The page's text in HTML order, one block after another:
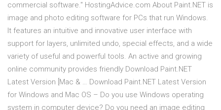
commercial software." HostingAdvice.com About Paint.NET is
image and photo editing software for PCs that run Windows.
It features an intuitive and innovative user interface with
support for layers, unlimited undo, special effects, and a wide
variety of useful and powerful tools. An active and growing
online community provides friendly Download Paint.NET
Latest Version [Mac & … Download Paint.NET Latest Version
for Windows and Mac OS – Do you use Windows operating
system in computer device? Do you need an image editing